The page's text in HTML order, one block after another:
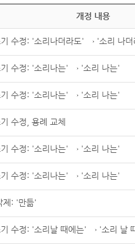
개정 내용
수정: '소리나더라도' → '소리 나더
기 수정: '소리나는' → '소리 나는'
기 수정: '소리나는' → '소리 나는'
수정, 용례 교체
기 수정: '소리나는' → '소리 나는'
기 수정: '소리나는' → '소리 나는'
제: '만듦'
수정: '소리날 때에는' → '소리 날